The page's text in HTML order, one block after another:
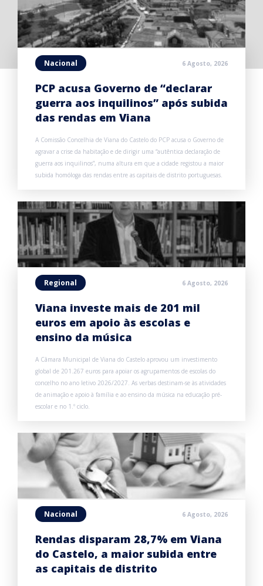
Nacional 6 Agosto, 2026
PCP acusa Governo de “declarar
guerra aos inquilinos” após subida
das rendas em Viana
A Comissão Concelhia de Viana do Castelo do PCP acusa o Governo de
agravar a crise da habitação e de dirigir uma “autêntica declaração de
guerra aos inquilinos”, numa altura em que a cidade registou a maior
subida homóloga das rendas entre as capitais de distrito portuguesas.
Regional 6 Agosto, 2026
Viana investe mais de 201 mil
euros em apoio às escolas e
ensino da música
A Câmara Municipal de Viana do Castelo aprovou um investimento
global de 201.267 euros para apoiar os agrupamentos de escolas do
concelho no ano letivo 2026/2027. As verbas destinam-se às atividades
de animação e apoio à família e ao ensino da música na educação pré-
escolar e no 1.º ciclo.
Nacional 6 Agosto, 2026
Rendas disparam 28,7% em Viana
do Castelo, a maior subida entre
as capitais de distrito